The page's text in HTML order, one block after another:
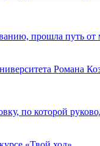
прошла путь
Романа
по которой